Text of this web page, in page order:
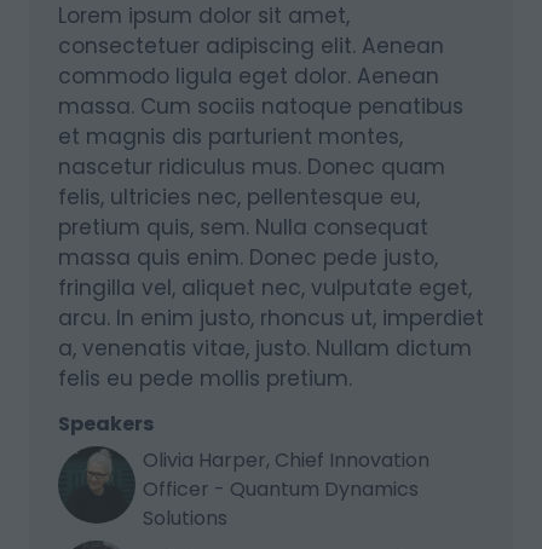
Lorem ipsum dolor sit amet,
consectetuer adipiscing elit. Aenean
commodo ligula eget dolor. Aenean
massa. Cum sociis natoque penatibus
et magnis dis parturient montes,
nascetur ridiculus mus. Donec quam
felis, ultricies nec, pellentesque eu,
pretium quis, sem. Nulla consequat
massa quis enim. Donec pede justo,
fringilla vel, aliquet nec, vulputate eget,
arcu. In enim justo, rhoncus ut, imperdiet
a, venenatis vitae, justo. Nullam dictum
felis eu pede mollis pretium.
Speakers
Olivia Harper, Chief Innovation
Officer - Quantum Dynamics
Solutions